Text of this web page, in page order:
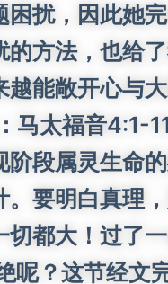
扰，因此她
方法，也给
能敞开心与大
太福音4:1-
段属灵生命
要明白真理
切都大！过了
呢？这节经文